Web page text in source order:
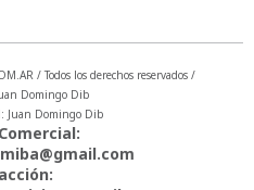
/ Todos los derechos reservados /
Domingo Dib
Juan Domingo Dib